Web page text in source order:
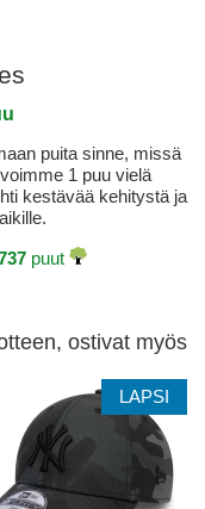
puita sinne, missä
1 puu vielä
kestävää kehitystä ja
puut
ostivat myös
LAPSI